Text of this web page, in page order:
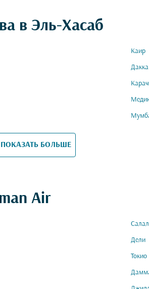
в Эль-Хасаб
Каир
Дакка
ПОКАЗАТЬ БОЛЬШЕ
Air
Дели
Токио